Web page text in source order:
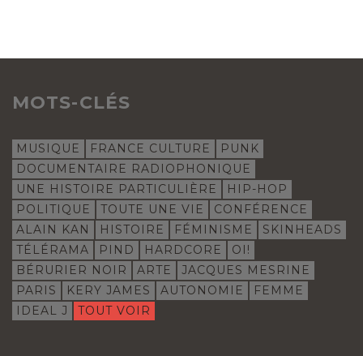
MOTS-CLÉS
MUSIQUE FRANCE CULTURE
PUNK
DOCUMENTAIRE RADIOPHONIQUE
UNE HISTOIRE PARTICULIÈRE
HIP-HOP
POLITIQUE
TOUTE UNE VIE
CONFÉRENCE
ALAIN KAN
HISTOIRE FÉMINISME
SKINHEADS
TÉLÉRAMA
PIND HARDCORE
OI!
BÉRURIER NOIR
ARTE
JACQUES MESRINE
PARIS
KERY JAMES AUTONOMIE
FEMME
IDEAL J
TOUT VOIR